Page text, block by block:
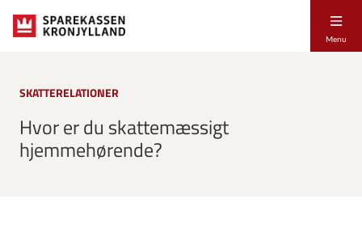
Menu
SKATTERELATIONER
Hvor er du skattemæssigt
hjemmehørende?